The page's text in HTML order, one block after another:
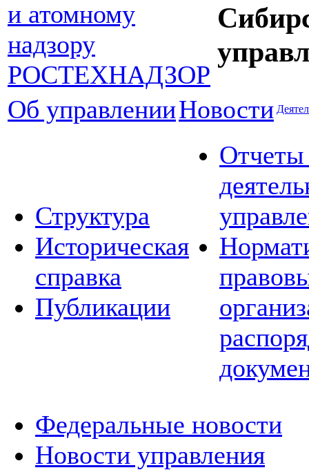
Об управленииНовости
Структура
Историческая
справка
Публикации
Отчеты
Федеральные новости
Новости управления